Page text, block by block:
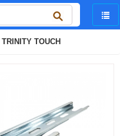
TRINITY TOUCH